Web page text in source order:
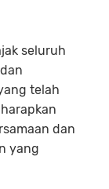
seluruh
telah
dan
yang